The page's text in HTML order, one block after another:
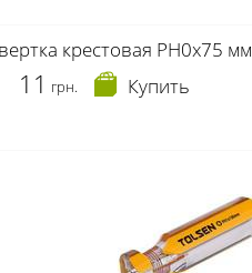
крестовая РН0х75 мм
11 грн. Купить